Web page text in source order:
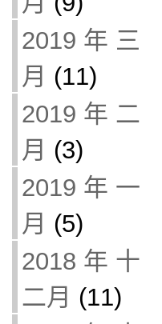
2019 年 三
月 (11)
2019 年 二
月 (3)
2019 年 一
月 (5)
2018 年 十
二月 (11)